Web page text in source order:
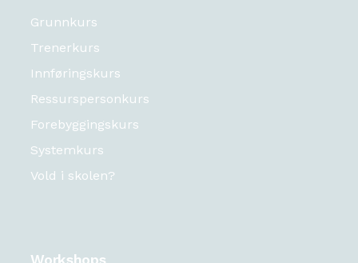
Grunnkurs
Trenerkurs
Innføringskurs
Ressurspersonkurs
Forebyggingskurs
Systemkurs
Vold i skolen?